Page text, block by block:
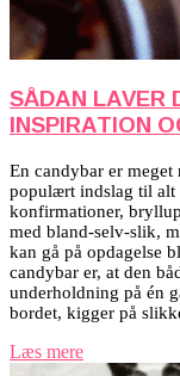
SÅDAN LAVER
INSPIRATION
En candybar er
populært indslag til alt
konfirmationer,
med bland-selv-slik,
kan gå på opdagelse
candybar er, at den
underholdning på én
bordet, kigger på
Læs mere